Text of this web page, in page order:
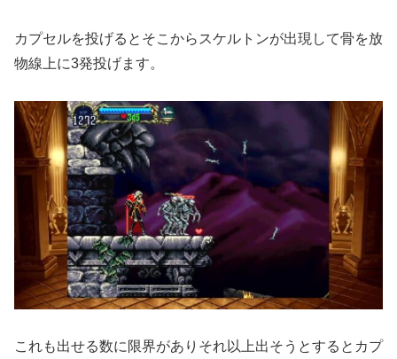
カプセルを投げるとそこからスケルトンが出現して骨を放
物線上に3発投げます。
これも出せる数に限界がありそれ以上出そうとするとカプ